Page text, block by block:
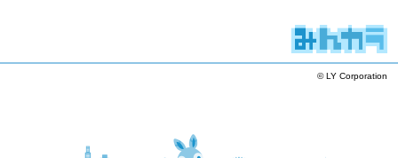
© LY Corporation